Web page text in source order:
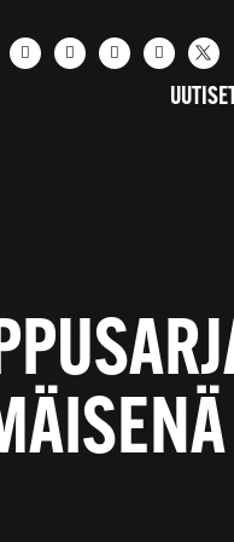
UUTISET